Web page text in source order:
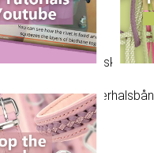
Del
Med disse fire forskellige
Lav et smukt